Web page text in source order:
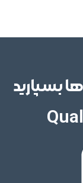
بسپارید